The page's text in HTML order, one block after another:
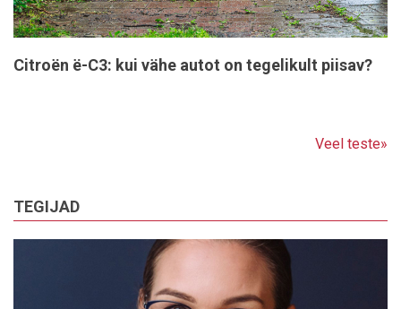
Citroën ë-C3: kui vähe autot on tegelikult piisav?
Veel teste»
TEGIJAD